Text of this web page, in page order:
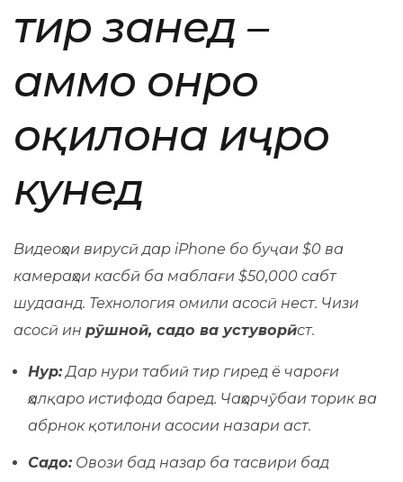
тир занед –
аммо онро
оқилона иҷро
кунед
Видеоҳои вирусӣ дар iPhone бо буҷаи $0 ва
камераҳои касбӣ ба маблағи $50,000 сабт
шудаанд. Технология омили асосӣ нест. Чизи
асосӣ ин рӯшноӣ, садо ва устуворӣст.
Нур:Дар нури табиӣ тир гиред ё чароғи
ҳалқаро истифода баред. Чаҳорчӯбаи торик ва
абрнок қотилони асосии назари аст.
Садо:Овози бад назар ба тасвири бад